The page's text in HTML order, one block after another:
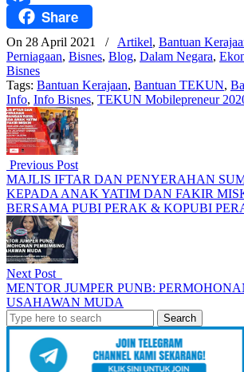
FacebookShare
On 28 April 2021 / Artikel, Bantuan
Perniagaan, Bisnes, Blog, Dalam Negara,
Bisnes
Tags: Bantuan Kerajaan, Bantuan TEKUN,
Info, Info Bisnes, TEKUN Mobilepreneur
Previous Post
MAJLIS IFTAR DAN PENYERAHAN
KEPADA ANAK YATIM DAN FAKIR
BERSAMA PUBI PERAK & KOPUBI
Next Post
MENTOR JUMPER PUNB:
USAHAWAN MUDA
Search
for: